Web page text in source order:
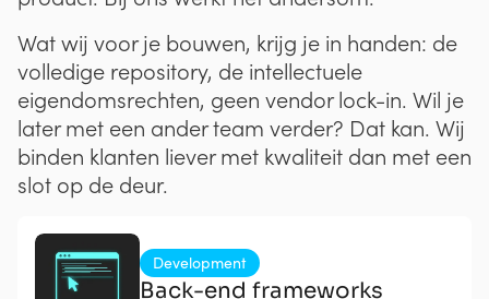
Wat wij voor je bouwen, krijg je in handen: de
volledige repository, de intellectuele
eigendomsrechten, geen vendor lock-in. Wil je
later met een ander team verder? Dat kan. Wij
binden klanten liever met kwaliteit dan met een
slot op de deur.
Development
Back-end frameworks